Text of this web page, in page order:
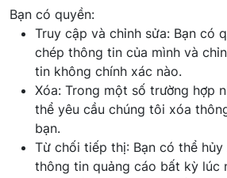
Bạn có quyền:
Truy cập và chỉnh sửa: Bạn có
chép thông tin của mình và
tin không chính xác nào.
Xóa: Trong một số trường hợp
thể yêu cầu chúng tôi xóa
bạn.
Từ chối tiếp thị: Bạn có thể hủy
thông tin quảng cáo bất kỳ lúc